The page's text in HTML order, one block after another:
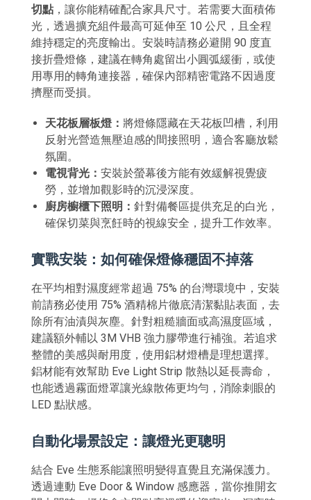
切點 ，讓你能精確配合家具尺寸。若需要大面積佈
光，透過擴充組件最高可延伸至 10 公尺，且全程
維持穩定的亮度輸出。安裝時請務必避開 90 度直
接折疊燈條，建議在轉角處留出小圓弧緩衝，或使
用專用的轉角連接器，確保內部精密電路不因過度
擠壓而受損。
天花板層板燈： 將燈條隱藏在天花板凹槽，利用
反射光營造無壓迫感的間接照明，適合客廳放鬆
氛圍。
電視背光： 安裝於螢幕後方能有效緩解視覺疲
勞，並增加觀影時的沉浸深度。
廚房櫥櫃下照明： 針對備餐區提供充足的白光，
確保切菜與烹飪時的視線安全，提升工作效率。
實戰安裝：如何確保燈條穩固不掉落
在平均相對濕度經常超過 75% 的台灣環境中，安裝
前請務必使用 75% 酒精棉片徹底清潔黏貼表面，去
除所有油漬與灰塵。針對粗糙牆面或高濕度區域，
建議額外輔以 3M VHB 強力膠帶進行補強。若追求
整體的美感與耐用度，使用鋁材燈槽是理想選擇。
鋁材能有效幫助 Eve Light Strip 散熱以延長壽命，
也能透過霧面燈罩讓光線散佈更均勻，消除刺眼的
LED 點狀感。
自動化場景設定：讓燈光更聰明
結合 Eve 生態系能讓照明變得直覺且充滿保護力。
透過連動 Eve Door & Window 感應器，當你推開玄